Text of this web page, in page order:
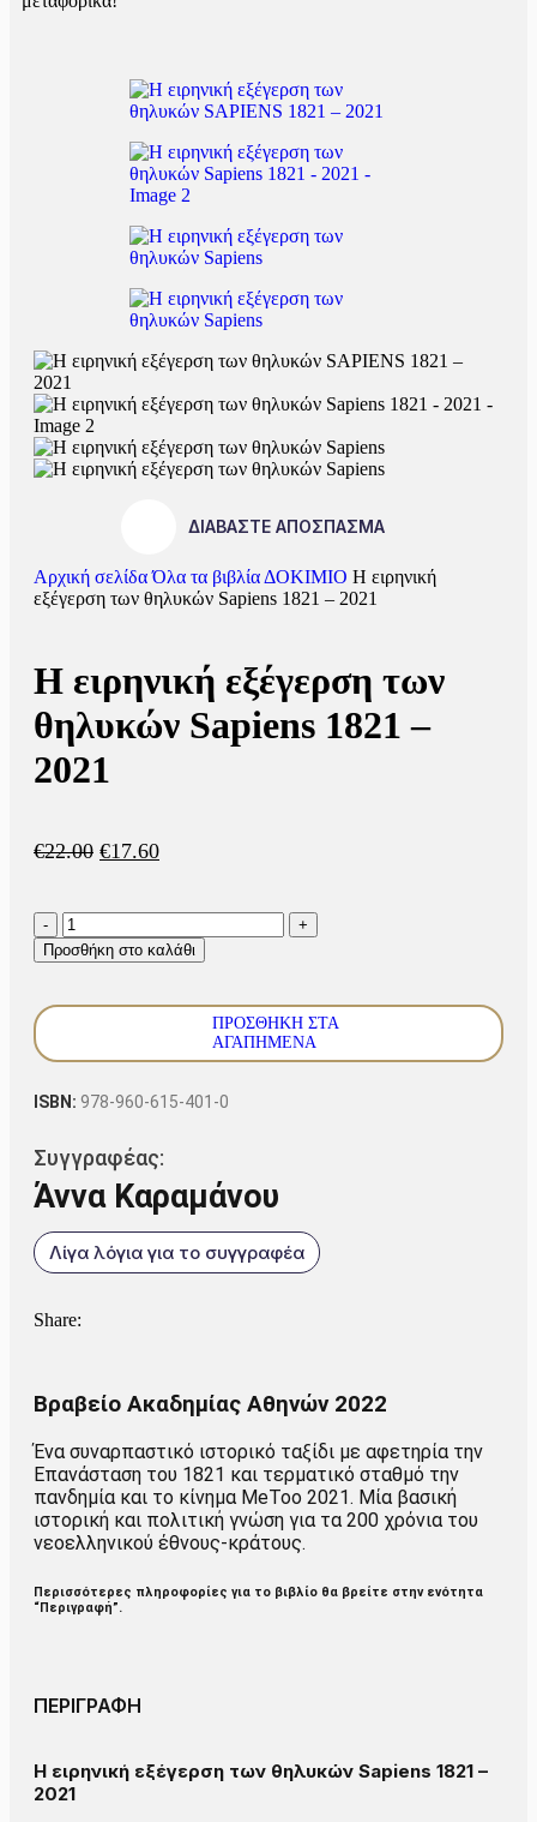
ΔΙΑΒΑΣΤΕ ΑΠΟΣΠΑΣΜΑ
Αρχική σελίδαΌλα τα βιβλία ΔΟΚΙΜΙΟ Η ειρηνική
εξέγερση των θηλυκών Sapiens 1821 – 2021
Η ειρηνική εξέγερση των
θηλυκών Sapiens 1821 –
2021
€22.00 €17.60
Προσθήκη στο καλάθι
ΠΡΟΣΘΉΚΗ ΣΤΑ
ΑΓΑΠΗΜΈΝΑ
ISBN: 978-960-615-401-0
Συγγραφέας:
Άννα Καραμάνου
Λίγα λόγια για το συγγραφέα
Share:
Βραβείο Ακαδημίας Αθηνών 2022
Ένα συναρπαστικό ιστορικό ταξίδι με αφετηρία την
Επανάσταση του 1821 και τερματικό σταθμό την
πανδημία και το κίνημα MeToo 2021. Μία βασική
ιστορική και πολιτική γνώση για τα 200 χρόνια του
νεοελληνικού έθνους-κράτους.
Περισσότερες πληροφορίες για το βιβλίο θα βρείτε στην ενότητα
“Περιγραφή”.
ΠΕΡΙΓΡΑΦΗ
Η ειρηνική εξέγερση των θηλυκών Sapiens 1821 –
2021